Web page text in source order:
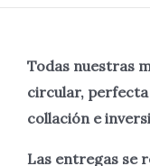
Todas nuestras
circular, perfecta
collación e
Las entregas se